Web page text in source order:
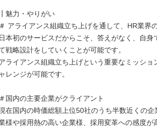
┃魅力・やりがい
＃ アライアンス組織立ち上げを通して、HR業
日本初のサービスだからこそ、答えがなく、自
戦略設計をしていくことが可能です。
ライアンス組織立ち上げという重要なミッシ
ャレンジが可能です。
＃国内の主要企業がクライアント
在国内の時価総額上位50社のうち半数近くの
様や採用熱の高い企業様、採用変革への感度